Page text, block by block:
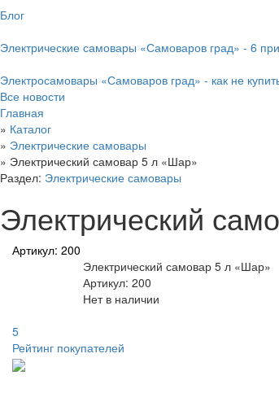
Блог
Электрические самовары «Самоваров град» - 6
Электросамовары «Самоваров град» - как не
Все новости
Главная
» Каталог
» Электрические самовары
» Электрический самовар 5 л «Шар»
Раздел: Электрические самовары
Электрический
Артикул: 200
Электрический самовар 5 л «Шар»
Артикул: 200
Нет в наличии
5
Рейтинг покупателей